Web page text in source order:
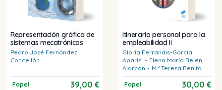
Representación gráfica de
sistemas mecatrónicos
Pedro José Fernández
Concellón
Papel 39,00 €
Itinerario personal para la
empleabilidad II
Gloria Ferrandis-García
Aparisi - Elena María Belén
Alarcón - M.ª Teresa Benito
Rocamora - Raúl Soria García
Papel
30,00 €